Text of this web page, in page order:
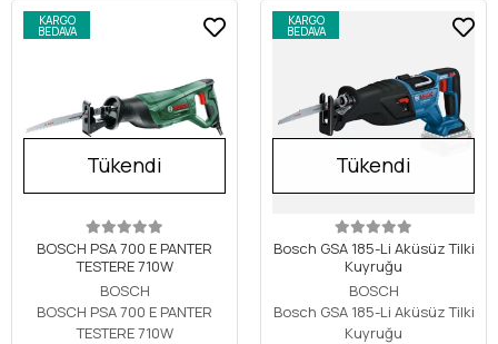
KARGO
BEDAVA
Tükendi
BOSCH PSA 700 E PANTER
TESTERE 710W
BOSCH
BOSCH PSA 700 E PANTER
TESTERE 710W
KARGO
BEDAVA
Tükendi
Bosch GSA 185-Li Aküsüz Tilki
Kuyruğu
BOSCH
Bosch GSA 185-Li Aküsüz Tilki
Kuyruğu